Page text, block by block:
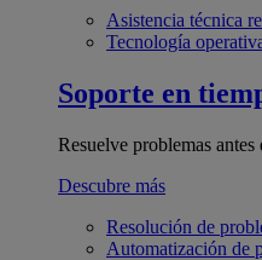
Asistencia técnica
Tecnología
Soporte en
Resuelve problemas
Descubre más
Resolución de
Automatización de